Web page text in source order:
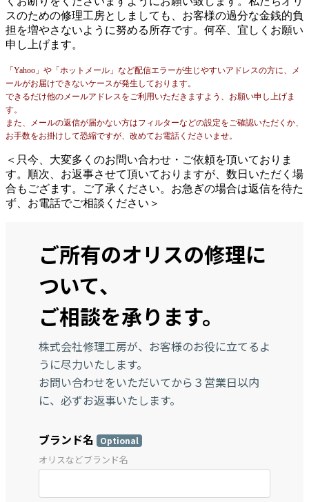
スのための修理工房としましても、お客様の過分な金銭的負
担を増やさないように努める所存です。何卒、宜しくお願い
申し上げます。
「Yahoo」や「ホットメール」など配信エラーが生じやすいアドレスの方に、メ
ールがお届けできないケースが発生しております。
できるだけ他のメールアドレスをご利用いただきますよう、お願い申し上げま
す。
また、メールの返信が届かない方はフィルターなどの設定をご確認いただくか、
お手数をお掛けして恐縮ですが、改めてお電話くださいませ。
＜只今、大変多くのお問い合わせ・ご依頼を頂いておりま
す。順次、お返事させて頂いておりますが、数日いただく場
合もござます。ご了承ください。お急ぎの場合は返信を待た
ず、お電話でご相談ください＞